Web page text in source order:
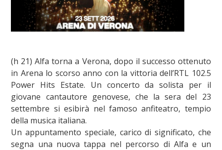
(h 21) Alfa torna a Verona, dopo il successo ottenuto
in Arena lo scorso anno con la vittoria dell’RTL 102.5
Power Hits Estate. Un concerto da solista per il
giovane cantautore genovese, che la sera del 23
settembre si esibirà nel famoso anfiteatro, tempio
della musica italiana.
Un appuntamento speciale, carico di significato, che
segna una nuova tappa nel percorso di Alfa e un